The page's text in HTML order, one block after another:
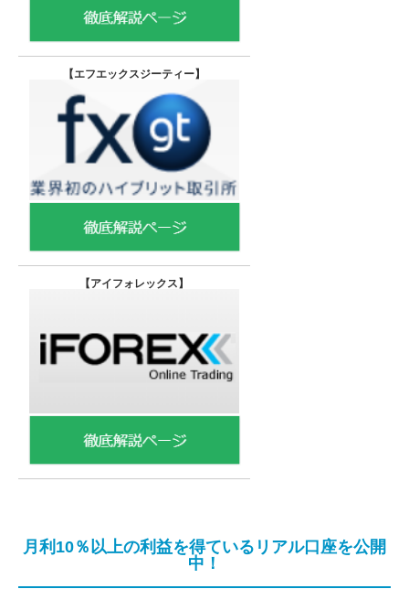
【エフエックスジーティー】
【アイフォレックス】
月利10％以上の利益を得ているリアル口座を公開
中！